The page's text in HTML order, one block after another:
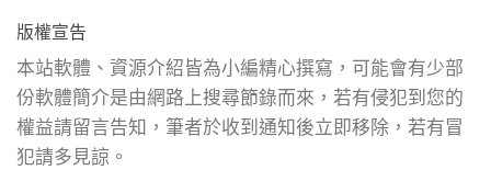
版權宣告
本站軟體、資源介紹皆為小編精心撰寫，可能會有少部
份軟體簡介是由網路上搜尋節錄而來，若有侵犯到您的
權益請留言告知，筆者於收到通知後立即移除，若有冒
犯請多見諒。